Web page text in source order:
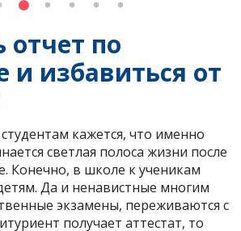
отчет по
и избавиться от
кажется, что именно
светлая полоса жизни после
Конечно, в школе к ученикам
Да и ненавистные многим
экзамены, переживаются с
получает аттестат, то